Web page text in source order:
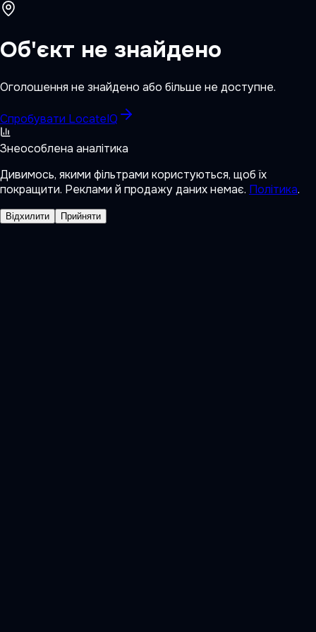
Об'єкт не знайдено
Оголошення не знайдено або більше не доступне.
Спробувати LocateIQ
Знеособлена аналітика
Дивимось, якими фільтрами користуються, щоб їх
покращити. Реклами й продажу даних немає. Політика.
Відхилити Прийняти